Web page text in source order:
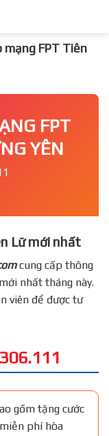
mạng FPT Tiên
FPT
YÊN
Lữ mới nhất
cung cấp thông
nhất tháng này.
viên để được tư
gồm tặng cước
phí hòa